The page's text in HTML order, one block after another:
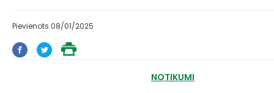
Pievienots 08/01/2025
NOTIKUMI